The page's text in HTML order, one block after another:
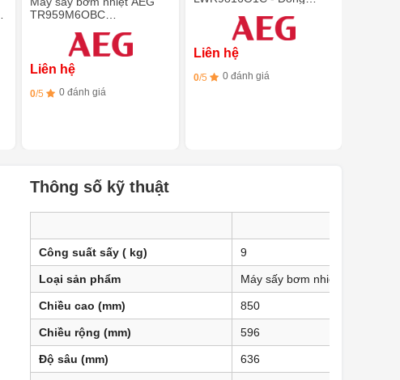
TR959M6OBC
Series 9kg
Liên hệ
0/5 0 đánh giá
Liên hệ
0/5 0 đánh giá
Thông số kỹ thuật
Công suất sấy ( kg) 9
Loại sản phẩm Máy sấy bơm nhiệt
Chiều cao (mm) 850
Chiều rộng (mm) 596
Độ sâu (mm) 636